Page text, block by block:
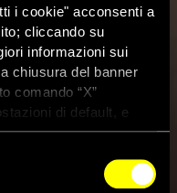
i cookie" acconsenti a
cliccando su
informazioni sui
chiusura del banner
comando “X”
di default, e
con i cookie
umani